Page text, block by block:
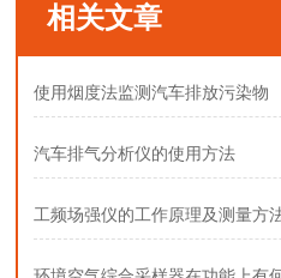
相关文章
使用烟度法监测汽车排放污染物
汽车排气分析仪的使用方法
工频场强仪的工作原理及测量方